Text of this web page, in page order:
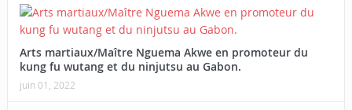
Arts martiaux/Maître Nguema Akwe en promoteur du
kung fu wutang et du ninjutsu au Gabon.
juin 01, 2022